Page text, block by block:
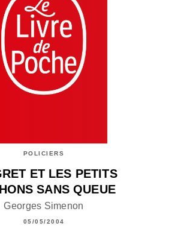
POLICIERS
ET LES PETITS
SANS QUEUE
Georges Simenon
05/05/2004